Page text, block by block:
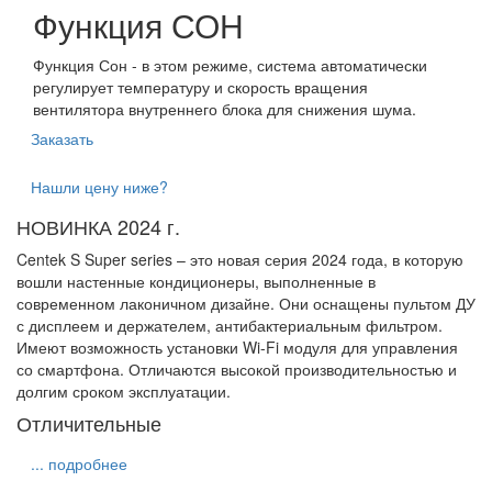
Функция СОН
Функция Сон - в этом режиме, система автоматически
регулирует температуру и скорость вращения
вентилятора внутреннего блока для снижения шума.
Заказать
Нашли цену ниже?
НОВИНКА 2024 г.
Centek S Super series – это новая серия 2024 года, в которую
вошли настенные кондиционеры, выполненные в
современном лаконичном дизайне. Они оснащены пультом ДУ
с дисплеем и держателем, антибактериальным фильтром.
Имеют возможность установки Wi-Fi модуля для управления
со смартфона. Отличаются высокой производительностью и
долгим сроком эксплуатации.
Отличительные
... подробнее